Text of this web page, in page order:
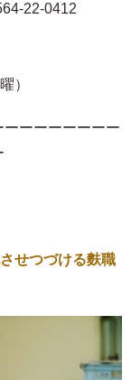
22-0412
）
ーーーーーーー
せつづける麩職